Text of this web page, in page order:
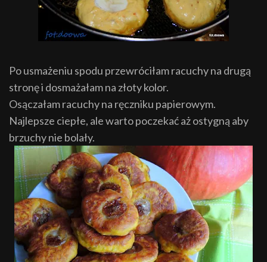
Po usmażeniu spodu przewróciłam racuchy na drugą
stronę i dosmażałam na złoty kolor.
Osączałam racuchy na ręczniku papierowym.
Najlepsze ciepłe, ale warto poczekać aż ostygną aby
brzuchy nie bolały.